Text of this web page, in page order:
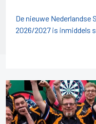
De nieuwe Nederlandse
2026/2027 is inmiddels